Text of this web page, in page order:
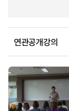
연관공개강의